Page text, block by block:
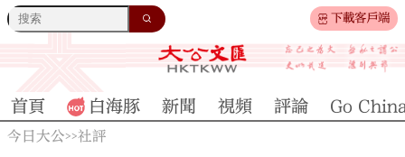
下載客戶端
首頁 白海豚 新聞 視頻 評論 Go
今日大公>>社評